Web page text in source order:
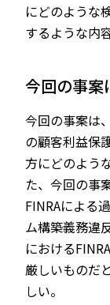
にどのような
するような内
今回の事案
今回の事案は
の顧客利益保
方にどのよう
た、今回の事
FINRAによる
ム構築義務違
における
厳しいものだ
しい。